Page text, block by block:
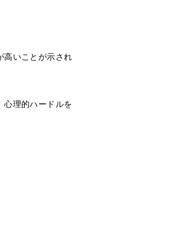
高いことが示され
心理的ハードルを